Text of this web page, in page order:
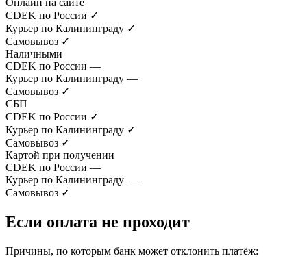
CDEK по России ✓
Курьер по Калининграду ✓
Самовывоз ✓
Наличными
CDEK по России —
Курьер по Калининграду —
Самовывоз ✓
СБП
CDEK по России ✓
Курьер по Калининграду ✓
Самовывоз ✓
Картой при получении
CDEK по России —
Курьер по Калининграду —
Самовывоз ✓
Если оплата не проходит
Причины, по которым банк может отклонить платёж: